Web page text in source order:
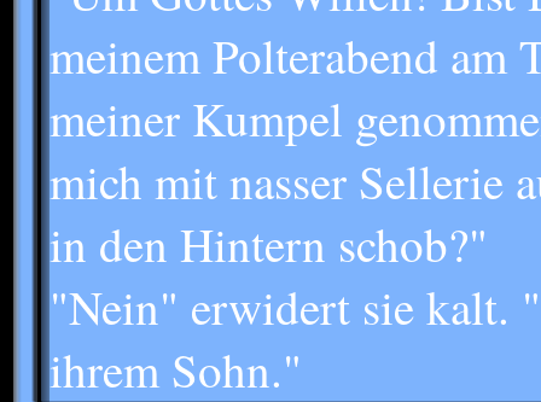
meinem Polterabend am
meiner Kumpel
mich mit nasser Sellerie
in den Hintern schob?"
"Nein" erwidert sie kalt.
ihrem Sohn."